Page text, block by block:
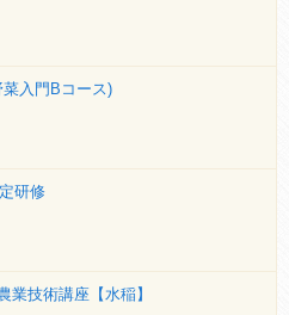
入門Bコース)
研修
業技術講座【水稲】